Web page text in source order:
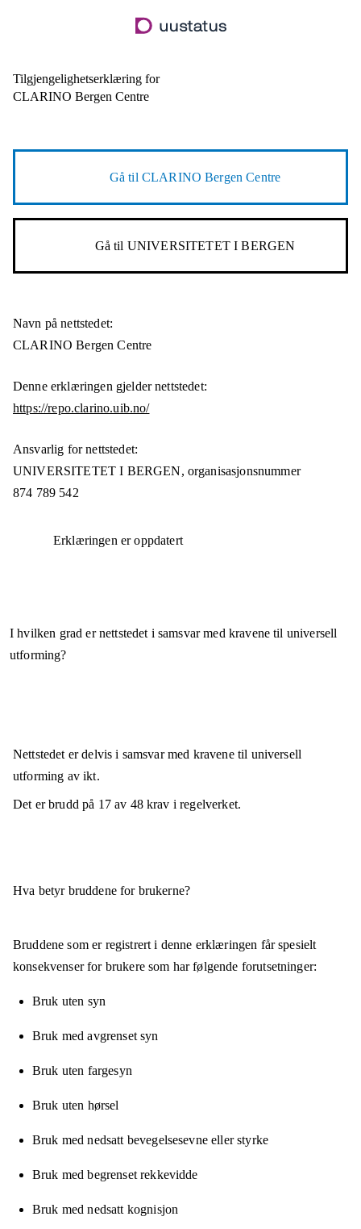
til
Tilgjengelighetserklæring for
CLARINO Bergen Centre
Gå til CLARINO Bergen Centre
Gå til UNIVERSITETET I BERGEN
Navn på nettstedet:
CLARINO Bergen Centre
Denne erklæringen gjelder nettstedet:
https://repo.clarino.uib.no/
Ansvarlig for nettstedet:
UNIVERSITETET I BERGEN, organisasjonsnummer
874 789 542
Erklæringen er oppdatert
I hvilken grad er nettstedet i samsvar med kravene til universell
utforming?
Nettstedet erdelvis i samsvarmed kravene til universell
utforming av ikt.
Det er brudd på 17av 48krav i regelverket.
Hva betyr bruddene for brukerne?
Bruddene som er registrert i denne erklæringen får spesielt
konsekvenser for brukere som har følgende forutsetninger:
Bruk uten syn
Bruk med avgrenset syn
Bruk uten fargesyn
Bruk uten hørsel
Bruk med nedsatt bevegelsesevne eller styrke
Bruk med begrenset rekkevidde
Bruk med nedsatt kognisjon